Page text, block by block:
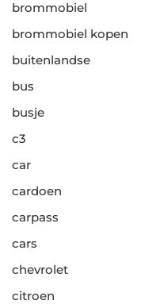
brommobiel
brommobiel kopen
buitenlandse
bus
busje
c3
car
cardoen
carpass
cars
chevrolet
citroen